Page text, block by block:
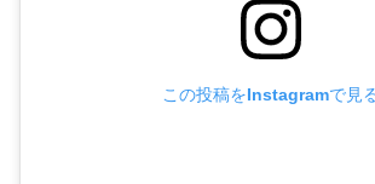
この投稿をInstagramで見